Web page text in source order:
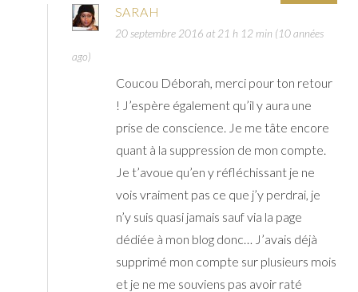
SARAH
20 septembre 2016 at 21 h 12 min (10 années
ago)
Coucou Déborah, merci pour ton retour
! J’espère également qu’il y aura une
prise de conscience. Je me tâte encore
quant à la suppression de mon compte.
Je t’avoue qu’en y réfléchissant je ne
vois vraiment pas ce que j’y perdrai, je
n’y suis quasi jamais sauf via la page
dédiée à mon blog donc… J’avais déjà
supprimé mon compte sur plusieurs mois
et je ne me souviens pas avoir raté